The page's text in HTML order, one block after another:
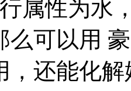
属性为水
么可以用
，还能化